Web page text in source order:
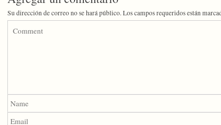
Su dirección de correo no se hará público.Los campos requeridos están